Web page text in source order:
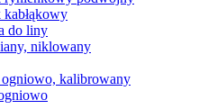
do liny
niklowany
kalibrowany